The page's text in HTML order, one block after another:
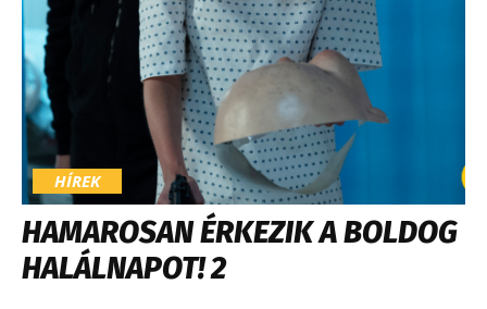
HÍREK
HAMAROSAN ÉRKEZIK A BOLDOG
HALÁLNAPOT! 2